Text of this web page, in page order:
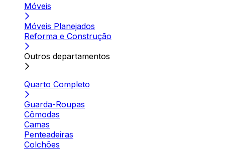
Móveis
Móveis Planejados
Reforma e Construção
Outros departamentos
Quarto Completo
Guarda-Roupas
Cômodas
Camas
Penteadeiras
Colchões